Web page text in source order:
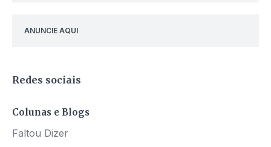
ANUNCIE AQUI
Redes sociais
Colunas e Blogs
Faltou Dizer